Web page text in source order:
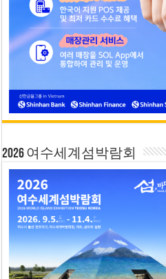
2026 여수세계섬박람회